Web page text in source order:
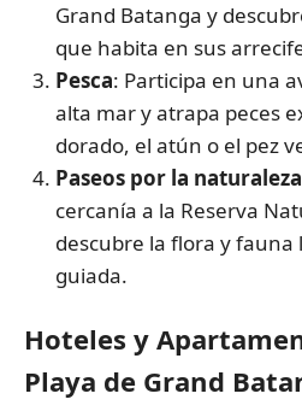
Grand Batanga y
que habita en sus
Pesca: Participa en una
alta mar y atrapa peces
dorado, el atún o el pez
Paseos por la naturaleza
cercanía a la Reserva
descubre la flora y
guiada.
Hoteles y
Playa de Grand